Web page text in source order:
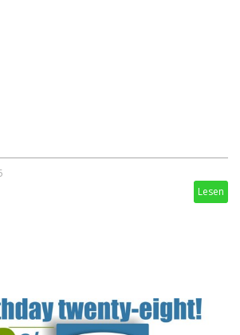
Lesen